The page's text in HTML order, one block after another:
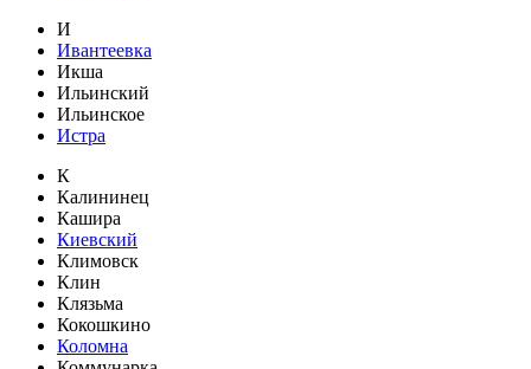
И
Ивантеевка
Икша
Ильинский
Ильинское
Истра
К
Калининец
Кашира
Киевский
Климовск
Клин
Клязьма
Кокошкино
Коломна